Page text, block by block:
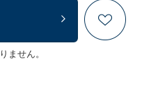
ません。